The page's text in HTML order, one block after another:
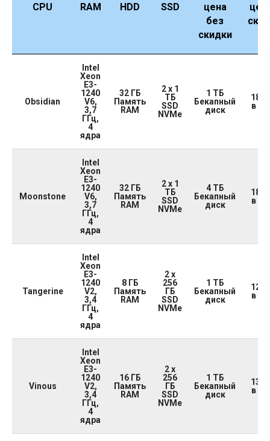
CPU RAM HDD SSD
цена
без
скидки
Obsidian
Intel
Xeon
E3-
1240
V6,
3,7
ГГц,
4
ядра
32 ГБ
Память
RAM
2 x 1
ТБ
SSD
NVMe
1 ТБ
Бекапный
диск
18
в
Moonstone
Intel
Xeon
E3-
1240
V6,
3,7
ГГц,
4
ядра
32 ГБ
Память
RAM
2 x 1
ТБ
SSD
NVMe
4 ТБ
Бекапный
диск
18
в
Tangerine
Intel
Xeon
E3-
1240
V2,
3,4
ГГц,
4
ядра
8 ГБ
Память
RAM
2 x
256
ГБ
SSD
NVMe
1 ТБ
Бекапный
диск
12
в
Vinous
Intel
Xeon
E3-
1240
V2,
3,4
ГГц,
4
ядра
16 ГБ
Память
RAM
2 x
256
ГБ
SSD
NVMe
1 ТБ
Бекапный
диск
13
в